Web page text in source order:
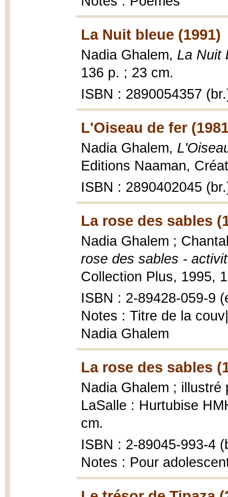
La Nuit bleue (1991)
Nadia Ghalem, La Nuit
136 p. ; 23 cm.
ISBN : 2890054357
L'Oiseau de fer
Nadia Ghalem,
Editions Naaman,
ISBN : 2890402045
La rose des sables
Nadia Ghalem ;
rose des sables -
Collection Plus, 1995,
ISBN : 2-89428-059-9
Notes : Titre de la
Nadia Ghalem
La rose des sables
Nadia Ghalem ;
LaSalle : Hurtubise
cm.
ISBN : 2-89045-993-4
Notes : Pour